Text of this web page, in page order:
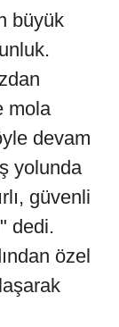
büyük
mola
devam
yolunda
güvenli
dedi.
özel